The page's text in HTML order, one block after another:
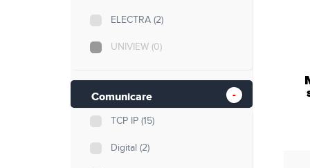
ELECTRA (2)
UNIVIEW (0)
Comunicare
TCP IP (15)
Digital (2)